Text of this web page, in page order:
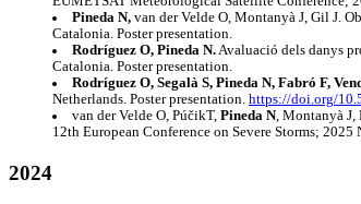
Pineda N, van der Velde O, Montanyà J, Gil J.
Catalonia. Poster presentation.
Rodríguez O, Pineda N.Avaluació dels danys
Catalonia. Poster presentation.
Rodríguez O, Segalà S, Pineda N, Fabró F,
Netherlands. Poster presentation. https://doi.org/
van der Velde O, PúčikT, Pineda N, Montanyà J,
12th European Conference on Severe Storms;
2024